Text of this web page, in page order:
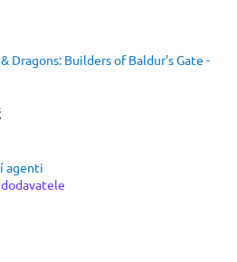
Dragons: Builders of Baldur's Gate -
agenti